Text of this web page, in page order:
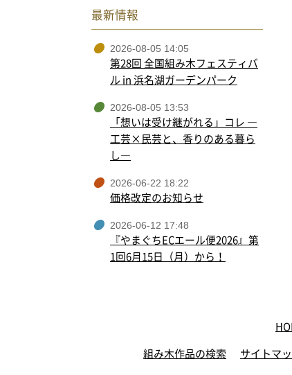
最新情報
2026-08-05 14:05
第28回 全国組み木フェスティバ
ル in 浜名湖ガーデンパーク
2026-08-05 13:53
「想いは受け継がれる」コレ ―
工芸×民芸と、香りのある暮ら
し―
2026-06-22 18:22
価格改定のお知らせ
2026-06-12 17:48
『やまぐちECエール便2026』第
1回6月15日（月）から！
組み木作品の検索
サイトマ